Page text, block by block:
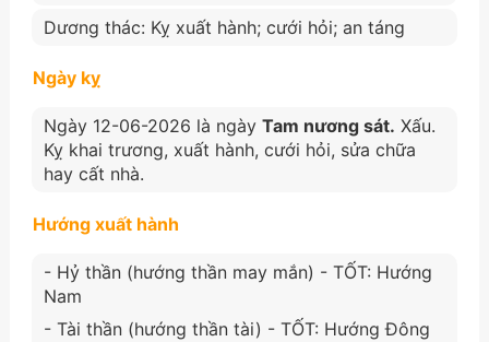
Dương thác: Kỵ xuất hành; cưới hỏi; an táng
Ngày kỵ
Ngày 12-06-2026 là ngày Tam nương sát. Xấu.
Kỵ khai trương, xuất hành, cưới hỏi, sửa chữa
hay cất nhà.
Hướng xuất hành
- Hỷ thần (hướng thần may mắn) - TỐT: Hướng
Nam
- Tài thần (hướng thần tài) - TỐT: Hướng Đông